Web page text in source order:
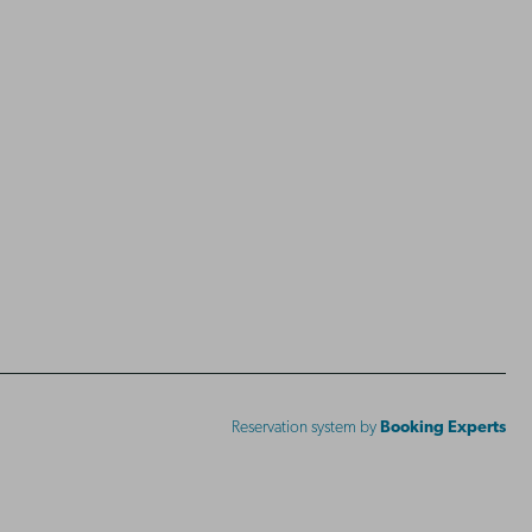
Reservation system by Booking Experts